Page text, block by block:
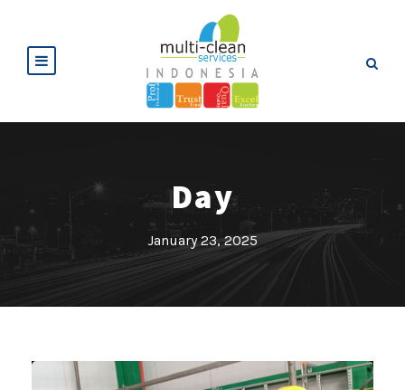
Day
January 23, 2025